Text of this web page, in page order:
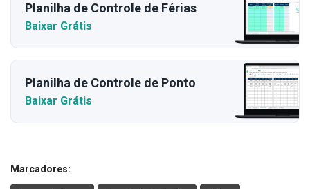
Planilha de Controle de Férias
Baixar Grátis
Planilha de Controle de Ponto
Baixar Grátis
Marcadores: